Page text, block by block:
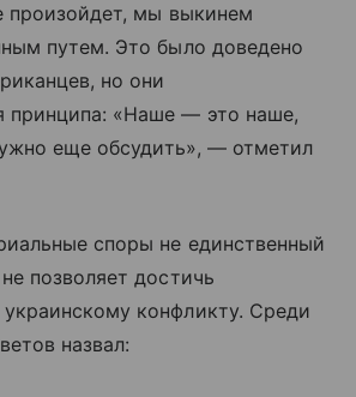
произойдет, мы выкинем
путем. Это было доведено
но они
принципа: «Наше — это наше,
еще обсудить», — отметил
споры не единственный
позволяет достичь
конфликту. Среди
назвал: